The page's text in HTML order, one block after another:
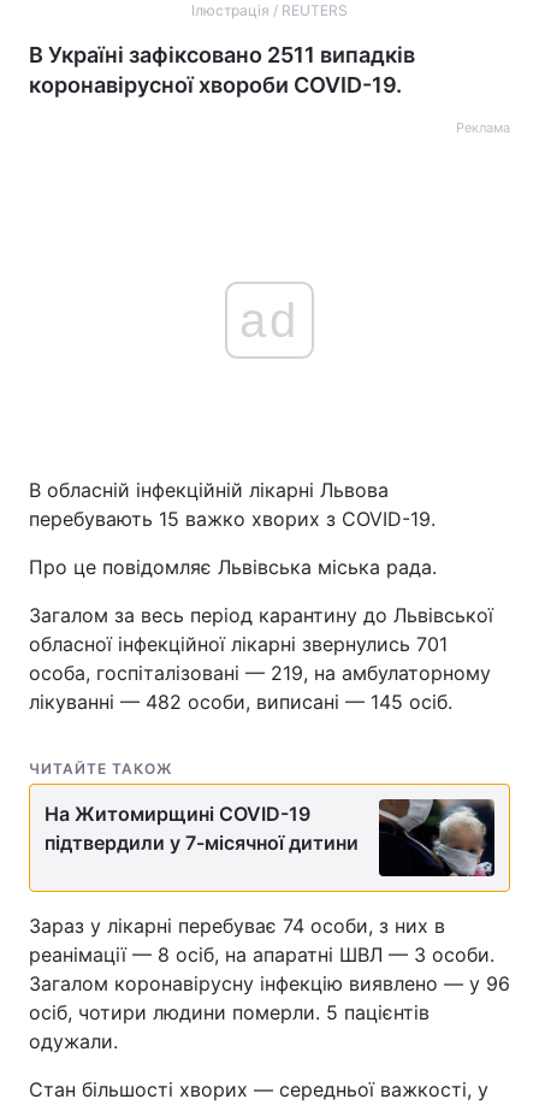
Ілюстрація / REUTERS
В Україні зафіксовано 2511 випадків
коронавірусної хвороби COVID-19.
Реклама
ad
В обласній інфекційній лікарні Львова
перебувають 15 важко хворих з COVID-19.
Про це повідомляє Львівська міська рада.
Загалом за весь період карантину до Львівської
обласної інфекційної лікарні звернулись 701
особа, госпіталізовані — 219, на амбулаторному
лікуванні — 482 особи, виписані — 145 осіб.
ЧИТАЙТЕ ТАКОЖ
На Житомирщині COVID-19
підтвердили у 7-місячної дитини
Зараз у лікарні перебуває 74 особи, з них в
реанімації — 8 осіб, на апаратні ШВЛ — 3 особи.
Загалом коронавірусну інфекцію виявлено — у 96
осіб, чотири людини померли. 5 пацієнтів
одужали.
Стан більшості хворих — середньої важкості, у